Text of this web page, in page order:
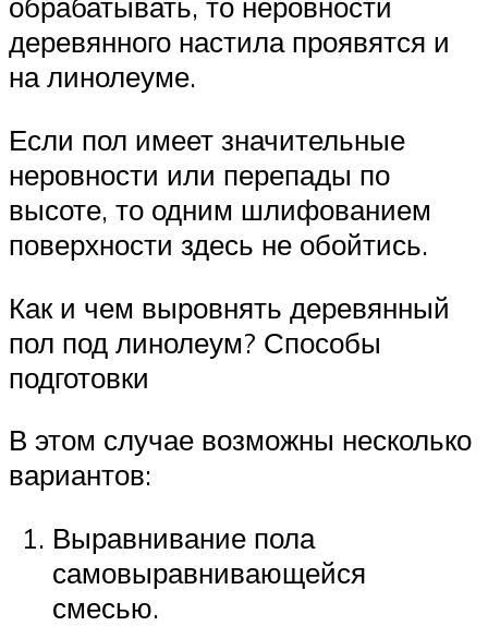
обрабатывать, то неровности
деревянного настила проявятся и
на линолеуме.
Если пол имеет значительные
неровности или перепады по
высоте, то одним шлифованием
поверхности здесь не обойтись.
Как и чем выровнять деревянный
пол под линолеум? Способы
подготовки
В этом случае возможны несколько
вариантов:
Выравнивание пола
самовыравнивающейся
смесью.